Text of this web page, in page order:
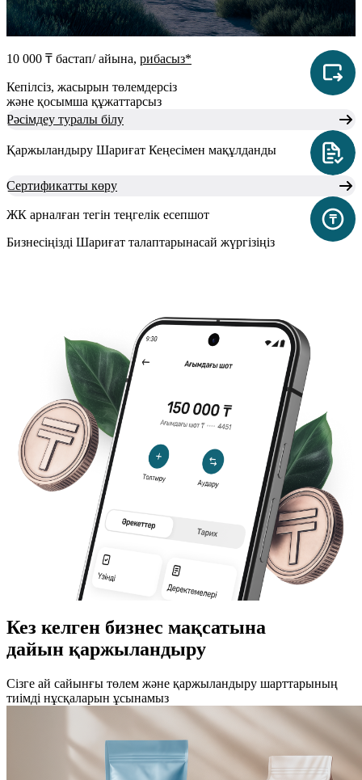
10 000 ₸ бастап/ айына, рибасыз*
Кепілсіз, жасырын төлемдерсіз
және қосымша құжаттарсыз
Рәсімдеу туралы білу
Қаржыландыру Шариғат Кеңесімен мақұлданды
Сертификатты көру
ЖК арналған тегін теңгелік есепшот
Бизнесіңізді Шариғат талаптарынасай жүргізіңіз
Кез келген бизнес мақсатына
дайын қаржыландыру
Сізге ай сайынғы төлем және қаржыландыру шарттарының
тиімді нұсқаларын ұсынамыз